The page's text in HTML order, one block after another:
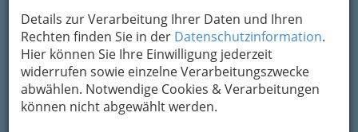
Details zur Verarbeitung Ihrer Daten und Ihren
Rechten finden Sie in der Datenschutzinformation.
Hier können Sie Ihre Einwilligung jederzeit
widerrufen sowie einzelne Verarbeitungszwecke
abwählen. Notwendige Cookies & Verarbeitungen
können nicht abgewählt werden.
Kontaktaufnahme
Um die Info-Graz Firmenvor Spam-Mails zu
bewahren, verwenden wir an dieser Stelle zur
Übermittlung Ihrer Nachricht ein sicheres
Formular. Ihre Nachricht wird nach dem
Absenden umgehend per Mail an das